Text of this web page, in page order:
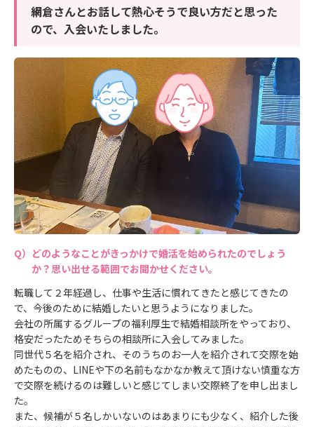
網倉さんとお話して熱心そうで良い方だと思った
ので、入会いたしました。
どのようなことがきっかけで婚活を始められたのでしょう
か？思い出せる範囲でお聞かせください。
転職して２年経過し、仕事や生活に慣れてきたと感じてきたの
で、今後のために結婚したいと思うようになりました。
会社の所属するグループの福利厚生で結婚相談所をやっており、
格安だったためそちらの相談所に入会してみました。
同世代５名を紹介され、そのうちのお一人を紹介されて交際を始
めたものの、LINEや下の名前もなかなか教えて頂けない慎重な方
で交際を続けるのは難しいと感じてしまい交際終了を申し出まし
た。
また、候補が５名しかいないのはあまりにも少なく、紹介した後